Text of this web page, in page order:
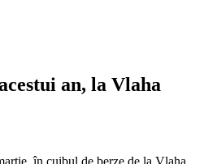
an, la Vlaha
în cuibul de berze de la Vlaha